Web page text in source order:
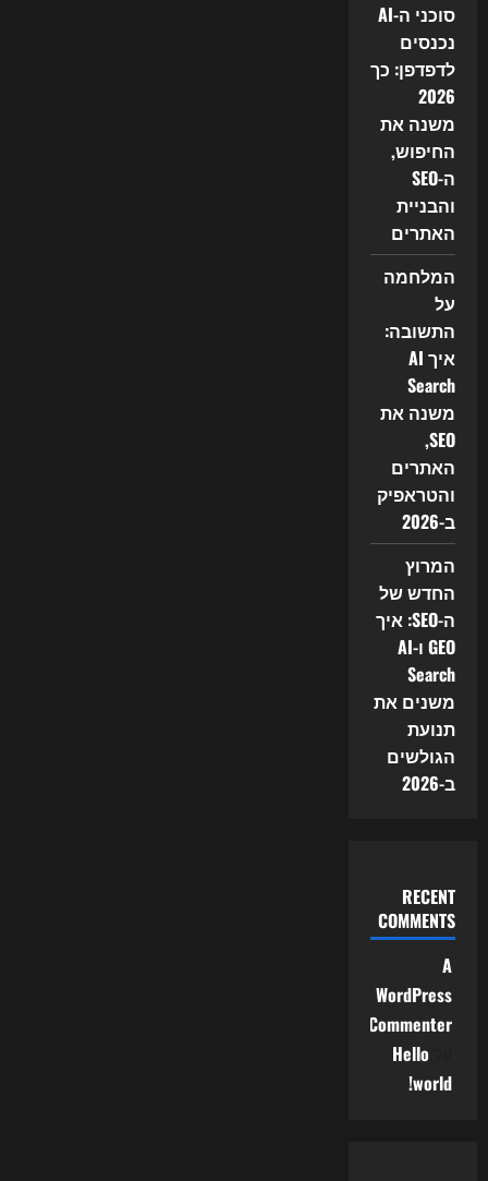
סוכני ה-AI
נכנסים
לדפדפן: כך
2026
משנה את
החיפוש,
ה-SEO
והבניית
האתרים
המלחמה
על
התשובה:
איך AI
Search
משנה את
SEO,
האתרים
והטראפיק
ב-2026
המרוץ
החדש של
ה-SEO: איך
GEO ו-AI
Search
משנים את
תנועת
הגולשים
ב-2026
RECENT
COMMENTS
A
WordPress
Commenter
Hello
world!